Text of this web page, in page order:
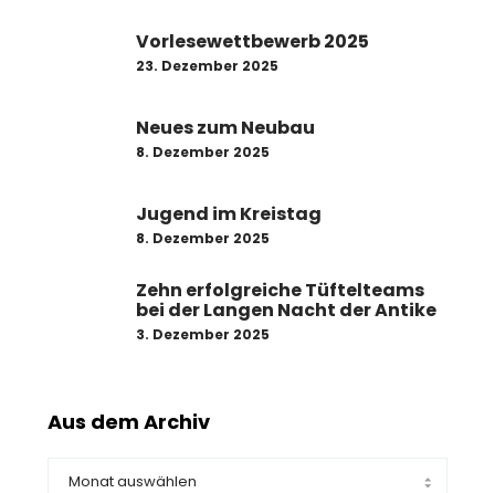
Vorlesewettbewerb 2025
23. Dezember 2025
Neues zum Neubau
8. Dezember 2025
Jugend im Kreistag
8. Dezember 2025
Zehn erfolgreiche Tüftelteams
bei der Langen Nacht der Antike
3. Dezember 2025
Aus dem Archiv